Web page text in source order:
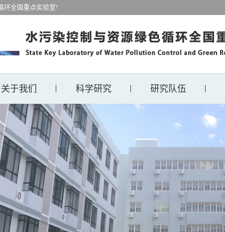
环全国重点实验室!
关于我们 科学研究 研究队伍